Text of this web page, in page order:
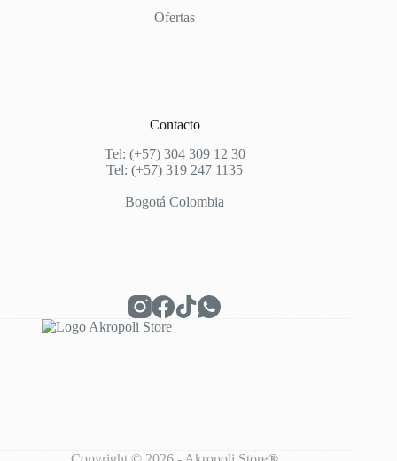
Ofertas
Contacto
Tel: (+57) 304 309 12 30
Tel: (+57) 319 247 1135
Bogotá Colombia